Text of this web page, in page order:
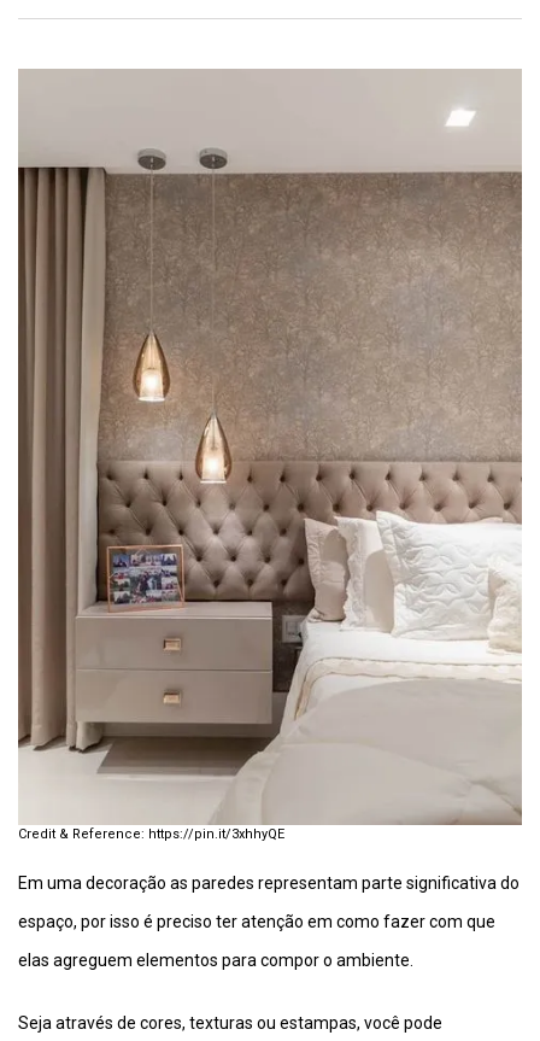
https://pin.it/3xhhyQE
Em uma decoração as paredes representam parte significativa do
espaço, por isso é preciso ter atenção em como fazer com que
elas agreguem elementos para compor o ambiente.
Seja através de cores, texturas ou estampas, você pode